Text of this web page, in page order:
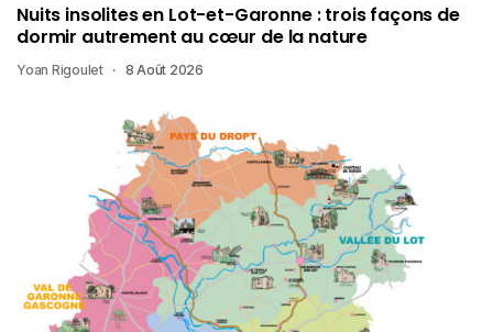
Nuits insolites en Lot-et-Garonne : trois façons de
dormir autrement au cœur de la nature
Yoan Rigoulet 8 Août 2026